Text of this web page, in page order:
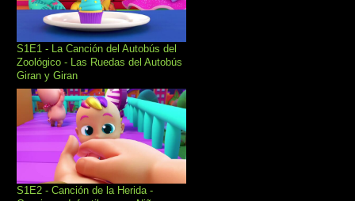
S1E1 - La Canción del Autobús del
Zoológico - Las Ruedas del Autobús
Giran y Giran
S1E2 - Canción de la Herida -